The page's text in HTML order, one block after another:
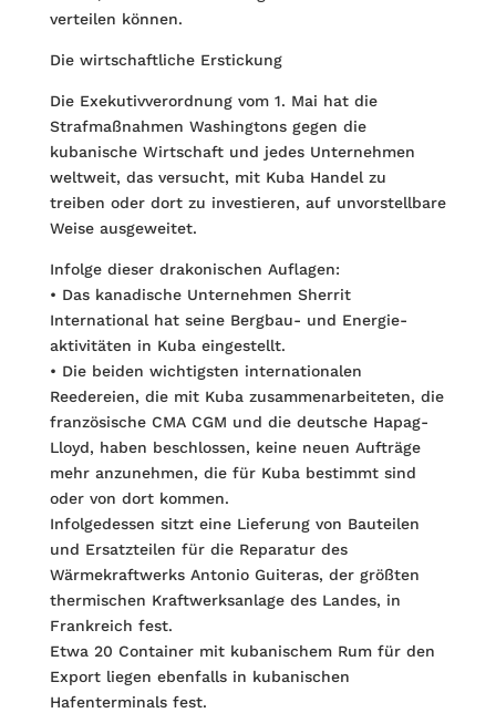
verteilen können.
Die wirtschaftliche Erstickung
Die Exekutivverordnung vom 1. Mai hat die
Strafmaßnahmen Washingtons gegen die
kubanische Wirtschaft und jedes Unternehmen
weltweit, das versucht, mit Kuba Handel zu
treiben oder dort zu investieren, auf unvorstellbare
Weise ausgeweitet.
Infolge dieser drakonischen Auflagen:
• Das kanadische Unternehmen Sherrit
International hat seine Bergbau- und Energie­
aktivitäten in Kuba eingestellt.
• Die beiden wichtigsten internationalen
Reedereien, die mit Kuba zusammenarbei­teten, die
französische CMA CGM und die deutsche Hapag-
Lloyd, haben beschlossen, keine neuen Aufträge
mehr anzunehmen, die für Kuba bestimmt sind
oder von dort kommen.
Infolgedessen sitzt eine Lieferung von Bauteilen
und Ersatzteilen für die Reparatur des
Wärmekraftwerks Antonio Guiteras, der größten
thermischen Kraftwerksanlage des Landes, in
Frankreich fest.
Etwa 20 Container mit kubanischem Rum für den
Export liegen ebenfalls in kuba­nischen
Hafenterminals fest.